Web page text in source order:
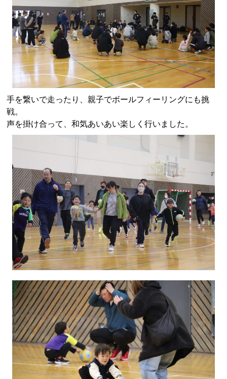
手を繋いで走ったり、親子でボールフィーリングにも挑
戦。
声を掛け合って、和気あいあい楽しく行いました。